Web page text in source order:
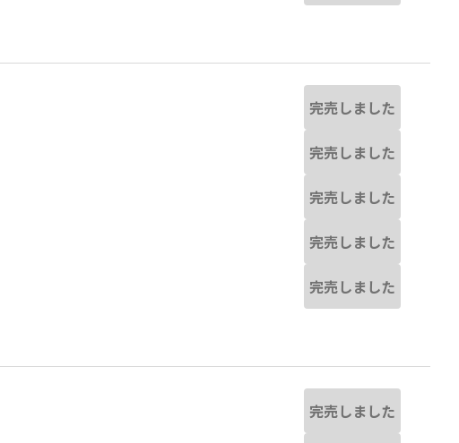
完売しました
完売しました
完売しました
完売しました
完売しました
完売しました